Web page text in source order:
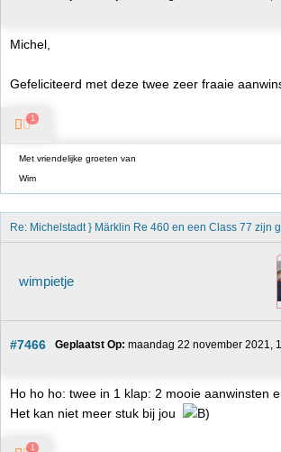
Michel,
Gefeliciteerd met deze twee zeer fraaie
1
Met vriendelijke groeten van
Wim
Re: Michelstadt } Märklin Re 460 en een Class 77 zijn
wimpietje
#7466 Geplaatst Op: maandag 22 november 2021,
Ho ho ho: twee in 1 klap: 2 mooie aanwinsten
Het kan niet meer stuk bij jou
1